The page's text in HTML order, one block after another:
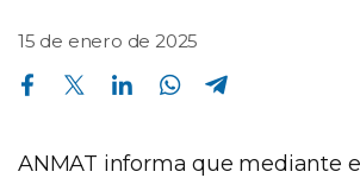
15 de enero de 2025
Compartir en Facebook Compartir en Twitter Compartir en Linkedin Compartir en Whatsapp
ANMAT informa que mediante